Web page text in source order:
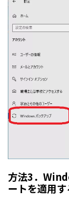
方法3．
ートを適用す